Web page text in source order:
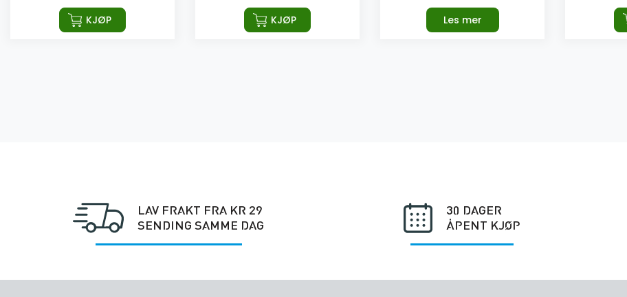
KJØP KJØP Les mer
LAV FRAKT FRA KR 29
SENDING SAMME DAG
30 DAGER
ÅPENT KJØP